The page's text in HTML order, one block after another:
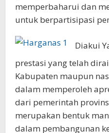
memperbaharui dan
untuk berpartisipasi
Diakui
prestasi yang telah
Kabupaten maupun
dalam memperoleh
dari pemerintah
merupakan bentuk
dalam pembangunan